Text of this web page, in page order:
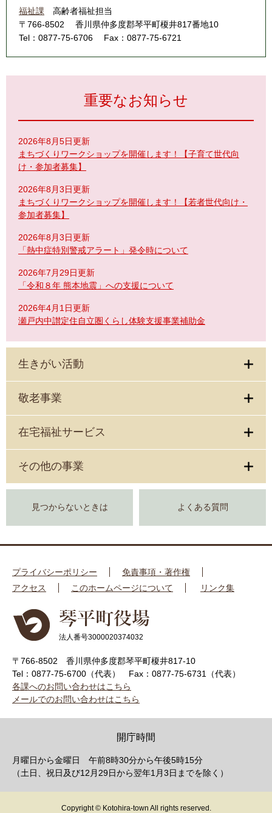
福祉課
高齢者福祉担当
〒766-8502
香川県仲多度郡琴平町榎井817番地10
Tel：0877-75-6706
Fax：0877-75-6721
重要なお知らせ
2026年8月5日更新
まちづくりワークショップを開催します！【子育て世代向
け・参加者募集】
2026年8月3日更新
まちづくりワークショップを開催します！【若者世代向け・
参加者募集】
2026年8月3日更新
「熱中症特別警戒アラート」発令時について
2026年7月29日更新
「令和８年 熊本地震」への支援について
2026年4月1日更新
瀬戸内中讃定住自立圏くらし体験支援事業補助金
生きがい活動
敬老事業
在宅福祉サービス
その他の事業
見つからないときは よくある質問
プライバシーポリシー
免責事項・著作権
アクセス
このホームページについて リンク集
法人番号3000020374032
〒766-8502 香川県仲多度郡琴平町榎井817-10
Tel：0877-75-6700（代表）
Fax：0877-75-6731（代表）
各課へのお問い合わせはこちら
メールでのお問い合わせはこちら
開庁時間
月曜日から金曜日 午前8時30分から午後5時15分
（土日、祝日及び12月29日から翌年1月3日までを除く）
Copyright © Kotohira-town All rights reserved.